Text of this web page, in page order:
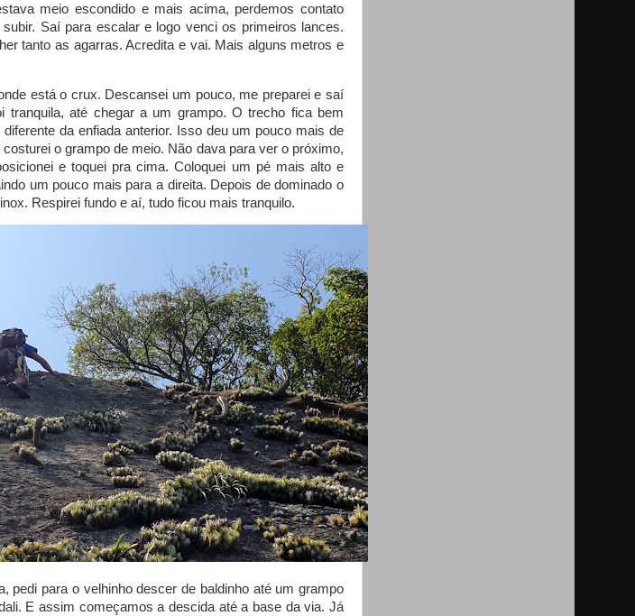
meio escondido e mais acima, perdemos contato
Saí para escalar e logo venci os primeiros lances.
tanto as agarras. Acredita e vai. Mais alguns metros e
está o crux. Descansei um pouco, me preparei e saí
tranquila, até chegar a um grampo. O trecho fica bem
da enfiada anterior. Isso deu um pouco mais de
o grampo de meio. Não dava para ver o próximo,
e toquei pra cima. Coloquei um pé mais alto e
um pouco mais para a direita. Depois de dominado o
Respirei fundo e aí, tudo ficou mais tranquilo.
pedi para o velhinho descer de baldinho até um grampo
E assim começamos a descida até a base da via. Já